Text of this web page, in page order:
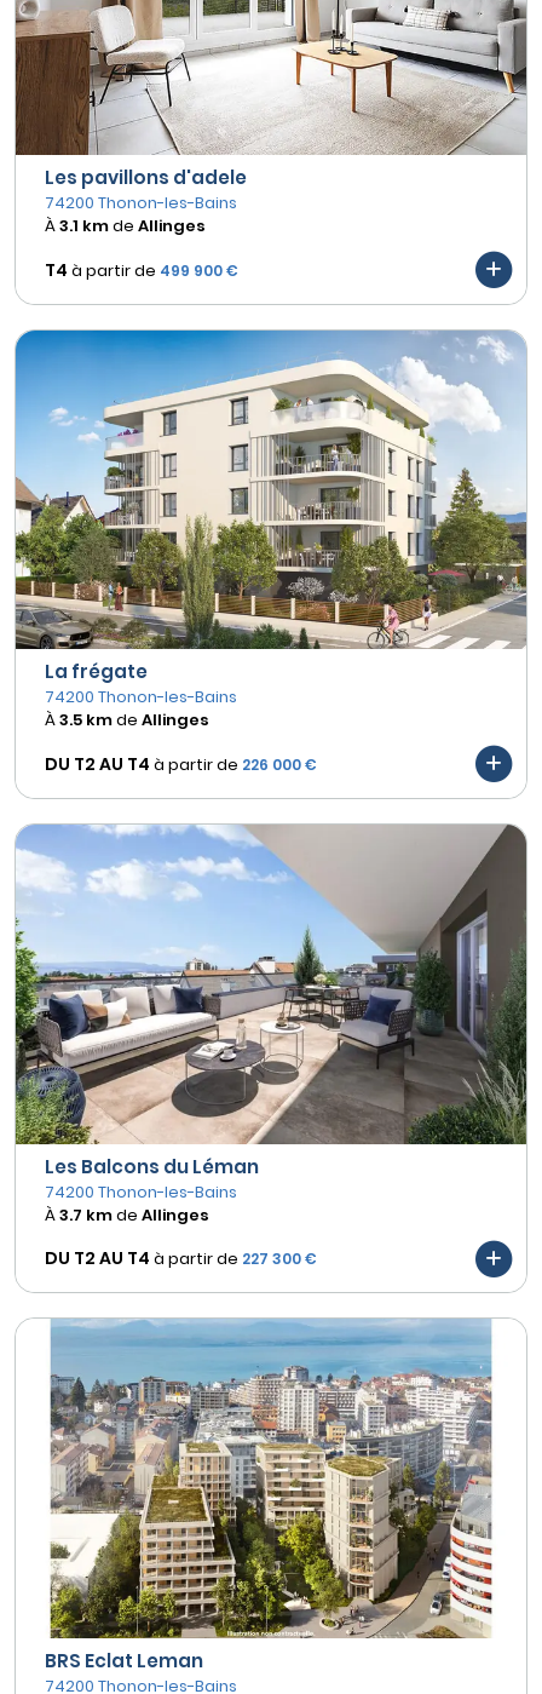
Les pavillons d'adele
74200 Thonon-les-Bains
À3.1 kmde Allinges
T4 à partir de 499 900 €
La frégate
74200 Thonon-les-Bains
À3.5 kmde Allinges
DU T2 AU T4 à partir de 226 000 €
Les Balcons du Léman
74200 Thonon-les-Bains
À3.7 kmde Allinges
DU T2 AU T4 à partir de 227 300 €
BRS Eclat Leman
74200 Thonon-les-Bains